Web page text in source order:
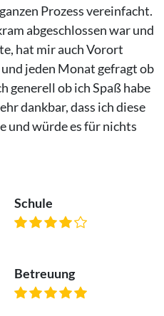
Prozess vereinfacht.
abgeschlossen war und
hat mir auch Vorort
jeden Monat gefragt ob
generell ob ich Spaß habe
dankbar, dass ich diese
und würde es für nichts
Schule
Betreuung